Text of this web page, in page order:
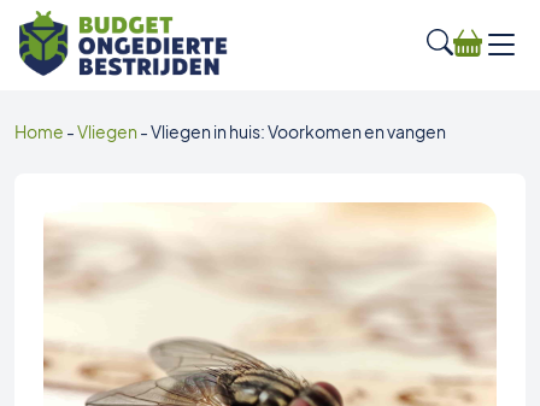
Home -Vliegen -Vliegen in huis: Voorkomen en vangen